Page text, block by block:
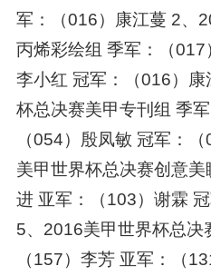
军：（016）康江蔓 2、
丙烯彩绘组 季军：（017
李小红 冠军：（016）
杯总决赛美甲专刊组 季
（054）殷凤敏 冠军：
美甲世界杯总决赛创意
进 亚军：（103）谢霖
5、2016美甲世界杯总决
（157）李芳 亚军：（